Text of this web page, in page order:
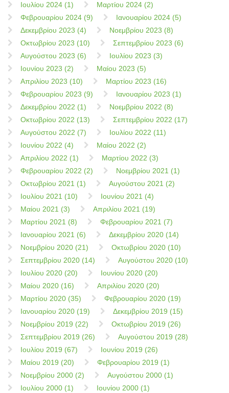
Ιουλίου 2024 (1)
Μαρτίου 2024 (2)
Φεβρουαρίου 2024 (9)
Ιανουαρίου 2024 (5)
Δεκεμβρίου 2023 (4)
Νοεμβρίου 2023 (8)
Οκτωβρίου 2023 (10)
Σεπτεμβρίου 2023 (6)
Αυγούστου 2023 (6)
Ιουλίου 2023 (3)
Ιουνίου 2023 (2)
Μαίου 2023 (5)
Απριλίου 2023 (10)
Μαρτίου 2023 (16)
Φεβρουαρίου 2023 (9)
Ιανουαρίου 2023 (1)
Δεκεμβρίου 2022 (1)
Νοεμβρίου 2022 (8)
Οκτωβρίου 2022 (13)
Σεπτεμβρίου 2022 (17)
Αυγούστου 2022 (7)
Ιουλίου 2022 (11)
Ιουνίου 2022 (4)
Μαίου 2022 (2)
Απριλίου 2022 (1)
Μαρτίου 2022 (3)
Φεβρουαρίου 2022 (2)
Νοεμβρίου 2021 (1)
Οκτωβρίου 2021 (1)
Αυγούστου 2021 (2)
Ιουλίου 2021 (10)
Ιουνίου 2021 (4)
Μαίου 2021 (3)
Απριλίου 2021 (19)
Μαρτίου 2021 (8)
Φεβρουαρίου 2021 (7)
Ιανουαρίου 2021 (6)
Δεκεμβρίου 2020 (14)
Νοεμβρίου 2020 (21)
Οκτωβρίου 2020 (10)
Σεπτεμβρίου 2020 (14)
Αυγούστου 2020 (10)
Ιουλίου 2020 (20)
Ιουνίου 2020 (20)
Μαίου 2020 (16)
Απριλίου 2020 (20)
Μαρτίου 2020 (35)
Φεβρουαρίου 2020 (19)
Ιανουαρίου 2020 (19)
Δεκεμβρίου 2019 (15)
Νοεμβρίου 2019 (22)
Οκτωβρίου 2019 (26)
Σεπτεμβρίου 2019 (26)
Αυγούστου 2019 (28)
Ιουλίου 2019 (67)
Ιουνίου 2019 (26)
Μαίου 2019 (20)
Φεβρουαρίου 2019 (1)
Νοεμβρίου 2000 (2)
Αυγούστου 2000 (1)
Ιουλίου 2000 (1)
Ιουνίου 2000 (1)